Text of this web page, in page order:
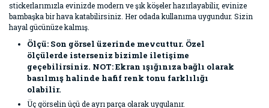
stickerlarımızla evinizde modern ve şık köşeler hazırlayabilir, evinize
bambaşka bir hava katabilirsiniz. Her odada kullanıma uygundur. Sizin
hayal gücünüze kalmış.
Ölçü: Son görsel üzerinde mevcuttur. Özel
ölçülerde isterseniz bizimle iletişime
geçebilirsiniz. NOT: Ekran ışığınıza bağlı olarak
basılmış halinde hafif renk tonu farklılığı
olabilir.
Üç görselin üçü de ayrı parça olarak uygulanır.